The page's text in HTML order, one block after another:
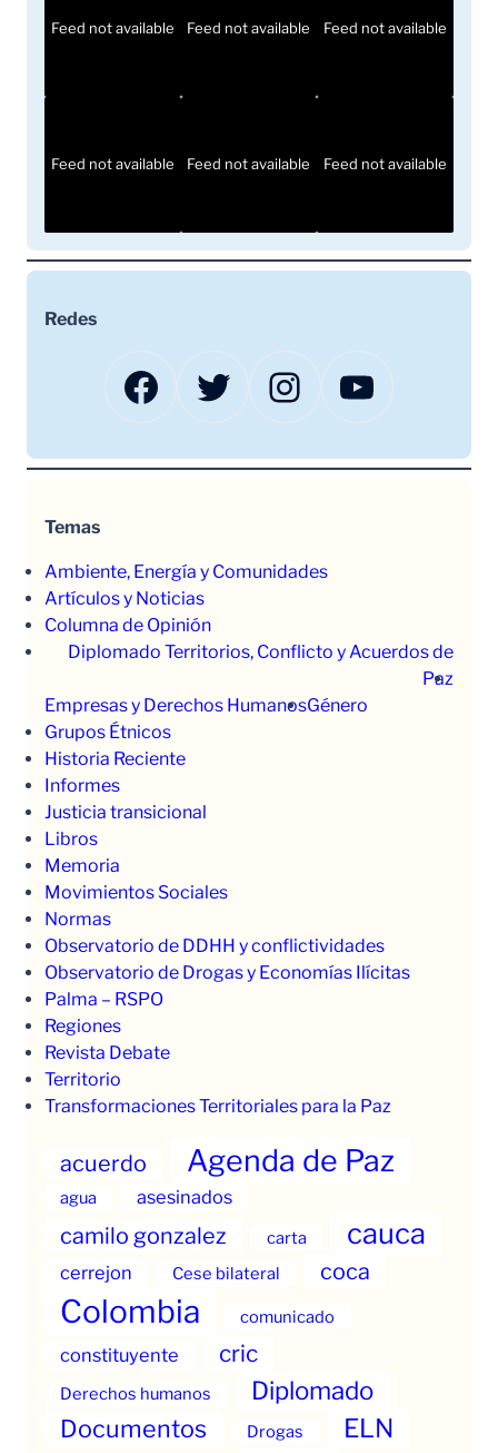
Feed not available Feed not available Feed not available
Feed not available Feed not available Feed not available
Redes
Facebook Twitter Instagram YouTube
Temas
Ambiente, Energía y Comunidades
Artículos y Noticias
Columna de Opinión
Diplomado Territorios, Conflicto y Acuerdos de
Paz
Empresas y Derechos HumanosGénero
Grupos Étnicos
Historia Reciente
Informes
Justicia transicional
Libros
Memoria
Movimientos Sociales
Normas
Observatorio de DDHH y conflictividades
Observatorio de Drogas y Economías Ilícitas
Palma – RSPO
Regiones
Revista Debate
Territorio
Transformaciones Territoriales para la Paz
acuerdo Agenda de Paz
agua asesinados
camilo gonzalez carta cauca
cerrejon Cese bilateral coca
Colombia comunicado
constituyente cric
Derechos humanos Diplomado
Documentos Drogas ELN